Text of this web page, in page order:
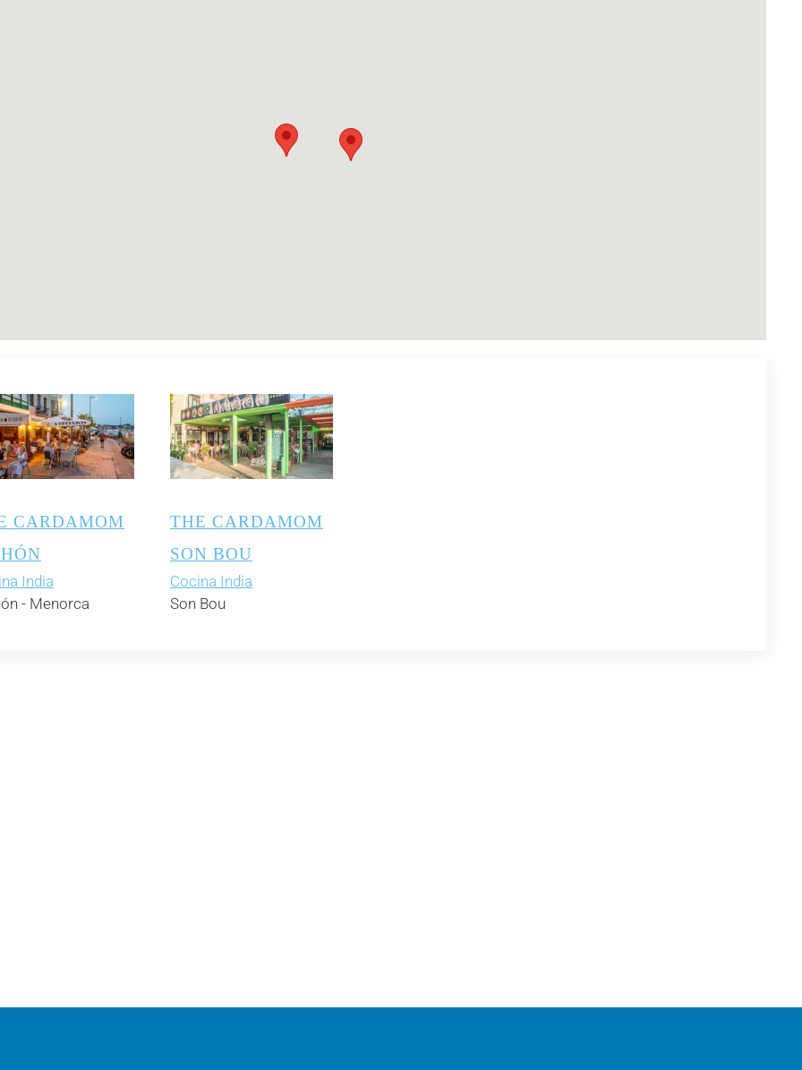
CARDAMOM
India
- Menorca
THE CARDAMOM
SON BOU
Cocina India
Son Bou